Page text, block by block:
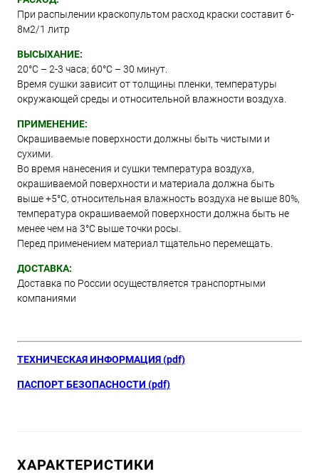
При распылении краскопультом расход краски составит 6-
8м2/1 литр
ВЫСЫХАНИЕ:
20°С – 2-3 часа; 60°С – 30 минут.
Время сушки зависит от толщины пленки, температуры
окружающей среды и относительной влажности воздуха.
ПРИМЕНЕНИЕ:
Окрашиваемые поверхности должны быть чистыми и
сухими.
Во время нанесения и сушки температура воздуха,
окрашиваемой поверхности и материала должна быть
выше +5°C, относительная влажность воздуха не выше 80%,
температура окрашиваемой поверхности должна быть не
менее чем на 3°C выше точки росы.
Перед применением материал тщательно перемещать.
ДОСТАВКА:
Доставка по России осуществляется транспортными
компаниями
ТЕХНИЧЕСКАЯ ИНФОРМАЦИЯ (pdf)
ПАСПОРТ БЕЗОПАСНОСТИ (pdf)
ХАРАКТЕРИСТИКИ